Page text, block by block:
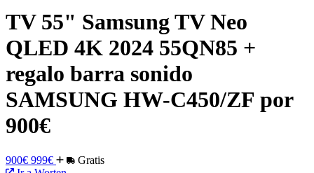
TV 55" Samsung TV Neo
QLED 4K 2024 55QN85 +
regalo barra sonido
SAMSUNG HW-C450/ZF por
900€
900€ 999€
Gratis